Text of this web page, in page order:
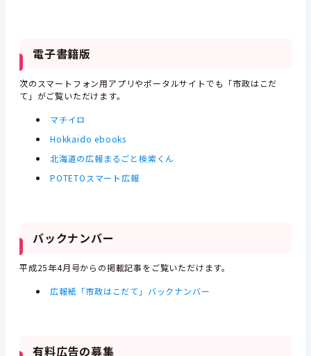
電子書籍版
次のスマートフォン用アプリやポータルサイトでも「市政はこだ
て」がご覧いただけます。
マチイロ
Hokkaido ebooks
北海道の広報まるごと検索くん
POTETOスマート広報
バックナンバー
平成25年4月号からの掲載記事をご覧いただけます。
広報紙「市政はこだて」バックナンバー
有料広告の募集